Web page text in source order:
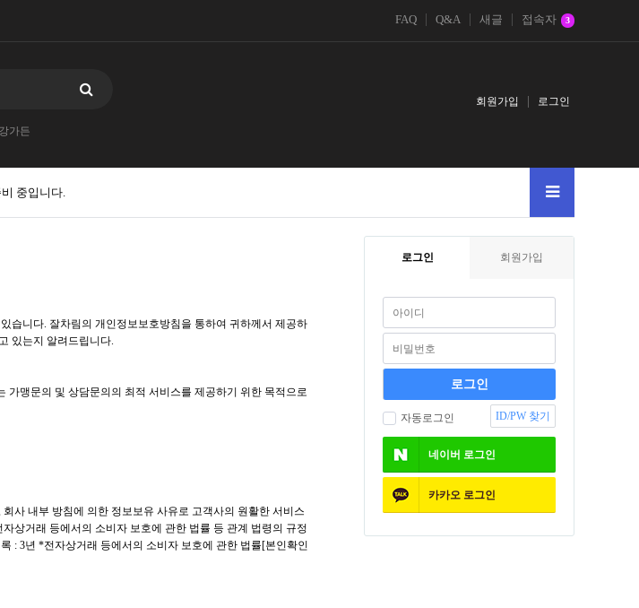
FAQ Q&A 새글 접속자 3
강가든
회원가입 로그인
중입니다.
습니다. 잘차림의 개인정보보호방침을 통하여 귀하께서 제공하
있는지 알려드립니다.
가맹문의 및 상담문의의 최적 서비스를 제공하기 위한 목적으로
사 내부 방침에 의한 정보보유 사유로 고객사의 원활한 서비스
상거래 등에서의 소비자 보호에 관한 법률 등 관계 법령의 규정
: 3년 *전자상거래 등에서의 소비자 보호에 관한 법률[본인확인
로그인 회원가입
자동로그인 ID/PW 찾기
네이버 로그인
카카오 로그인